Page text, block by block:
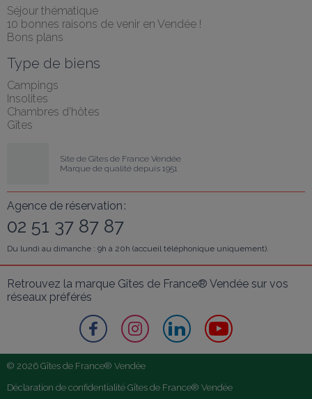
Séjour thématique
10 bonnes raisons de venir en Vendée !
Bons plans
Type de biens
Campings
Insolites
Chambres d'hôtes
Gîtes
Site de Gîtes de France Vendée
Marque de qualité depuis 1951
Agence de réservation :
02 51 37 87 87
Du lundi au dimanche : 9h à 20h (accueil téléphonique uniquement).
Retrouvez la marque Gîtes de France® Vendée sur vos
réseaux préférés
© 2026 Gîtes de France® Vendée
Déclaration de confidentialité Gîtes de France® Vendée